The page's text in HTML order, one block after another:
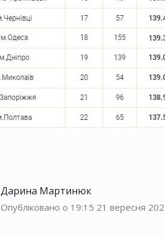
Дарина Мартинюк
Опубліковано о 19:15 21 вересня